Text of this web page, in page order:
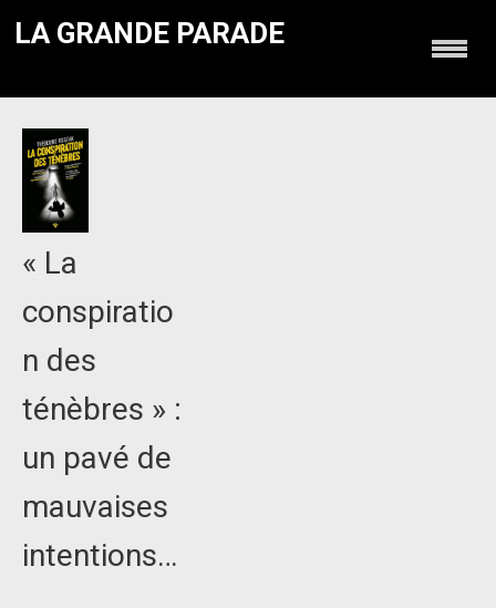
LA GRANDE PARADE
« La
conspiratio
n des
ténèbres » :
un pavé de
mauvaises
intentions…